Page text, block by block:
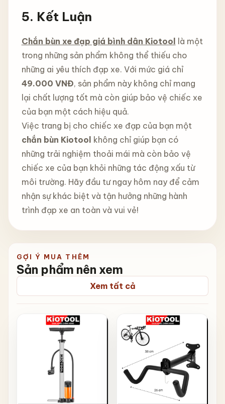
5. Kết Luận
Chắn bùn xe đạp giá bình dân Kiotool là một
trong những sản phẩm không thể thiếu cho
những ai yêu thích đạp xe. Với mức giá chỉ
49.000 VNĐ, sản phẩm này không chỉ mang
lại chất lượng tốt mà còn giúp bảo vệ chiếc xe
của bạn một cách hiệu quả.
Việc trang bị cho chiếc xe đạp của bạn một
chắn bùn Kiotool không chỉ giúp bạn có
những trải nghiệm thoải mái mà còn bảo vệ
chiếc xe của bạn khỏi những tác động xấu từ
môi trường. Hãy đầu tư ngay hôm nay để cảm
nhận sự khác biệt và tận hưởng những hành
trình đạp xe an toàn và vui vẻ!
GỢI Ý MUA THÊM
Sản phẩm nên xem
Xem tất cả